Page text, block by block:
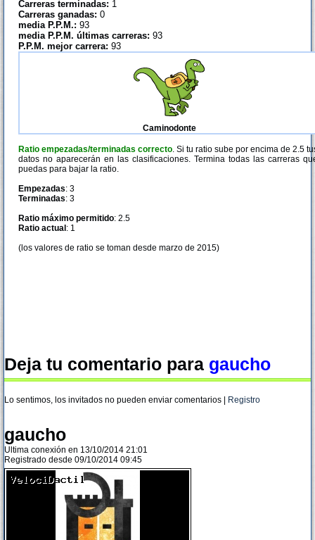
Carreras terminadas: 1
Carreras ganadas: 0
media P.P.M.: 93
media P.P.M. últimas carreras: 93
P.P.M. mejor carrera: 93
Caminodonte
Ratio empezadas/terminadas correcto. Si tu ratio sube por encima de 2.5
datos no aparecerán en las clasificaciones. Termina todas las carreras
puedas para bajar la ratio.
Empezadas: 3
Terminadas: 3
Ratio máximo permitido: 2.5
Ratio actual : 1
(los valores de ratio se toman desde marzo de 2015)
Deja tu comentario para gaucho
Lo sentimos, los invitados no pueden enviar comentarios | Registro
gaucho
Ultima conexión en 13/10/2014 21:01
Registrado desde 09/10/2014 09:45